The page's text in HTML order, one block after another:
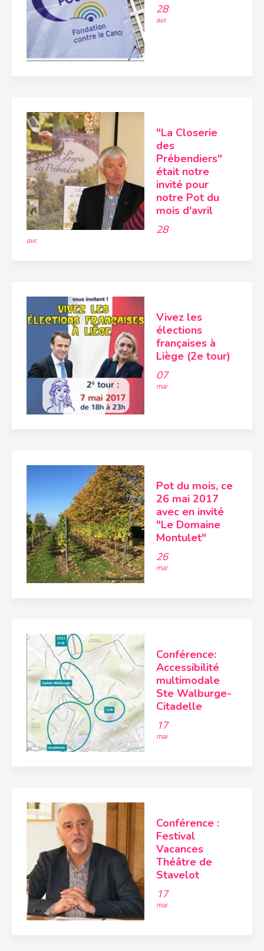
28
avr.
"La Closerie
des
Prébendiers"
était notre
invité pour
notre Pot du
mois d'avril
28
avr.
Vivez les
élections
françaises à
Liège (2e tour)
07
mai
Pot du mois, ce
26 mai 2017
avec en invité
"Le Domaine
Montulet"
26
mai
Conférence:
Accessibilité
multimodale
Ste Walburge-
Citadelle
17
mai
Conférence :
Festival
Vacances
Théâtre de
Stavelot
17
mai